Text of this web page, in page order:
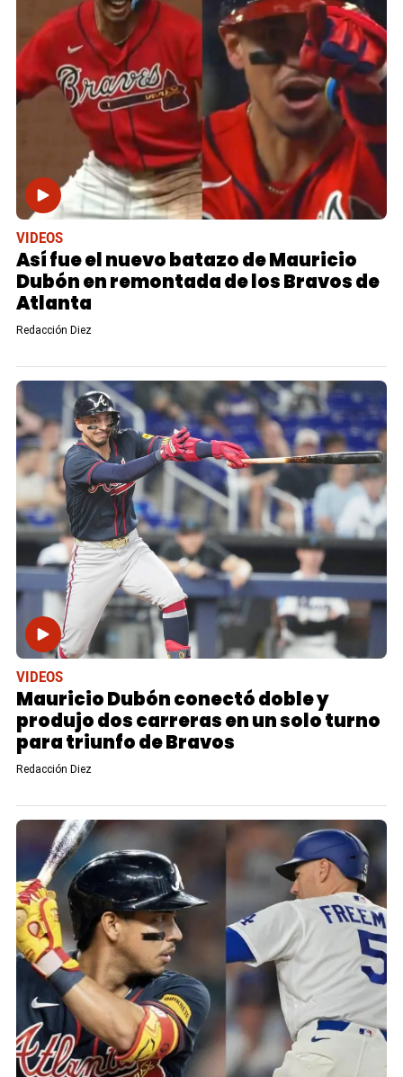
VIDEOS
Así fue el nuevo batazo de Mauricio
Dubón en remontada de los Bravos de
Atlanta
Redacción Diez
VIDEOS
Mauricio Dubón conectó doble y
produjo dos carreras en un solo turno
para triunfo de Bravos
Redacción Diez